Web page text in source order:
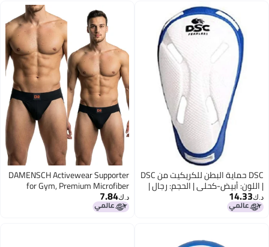
DSC حماية البطن للكريكيت من DSC
| اللون: أبيض-كحلي | الحجم: رجال |
المادة: بلاستيك | للرجال | مصممة
بشكل مريح | مبطنة | خفيفة الوزن
د.ك‏ 14.33
DAMENSCH Activewear Supporter
for Gym, Premium Microfiber
Blend for Men Workout, Quick Dry,
Moisture Wicking Supporter for
د.ك‏ 7.84